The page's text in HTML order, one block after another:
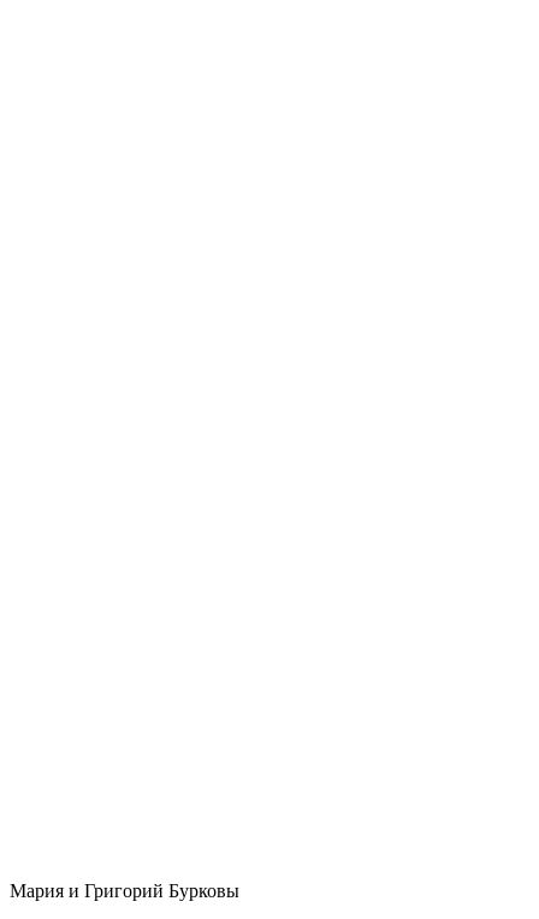
Мария и Григорий Бурковы